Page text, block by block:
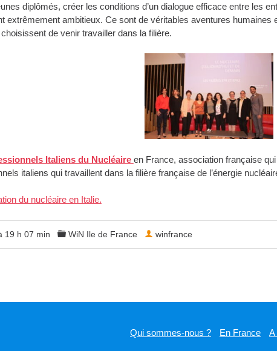
diplômés, créer les conditions d’un dialogue efficace entre les
extrêmement ambitieux. Ce sont de véritables aventures
de venir travailler dans la filière.
Italiens du Nucléaire en France, association française
italiens qui travaillent dans la filière française de l’énergie
du nucléaire en Italie.
19 h 07 min WiN Ile de France winfrance
Qui sommes-nous ? En France A